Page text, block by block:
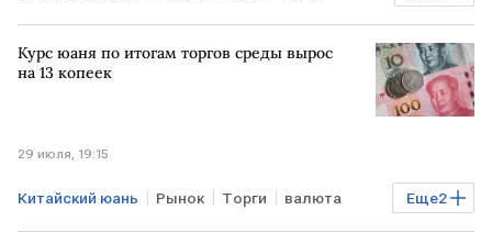
биржа Мосбиржа
Курс юаня по итогам торгов среды вырос
на 13 копеек
29 июля, 19:15
Еще2
Китайский юань Рынок Торги валюта